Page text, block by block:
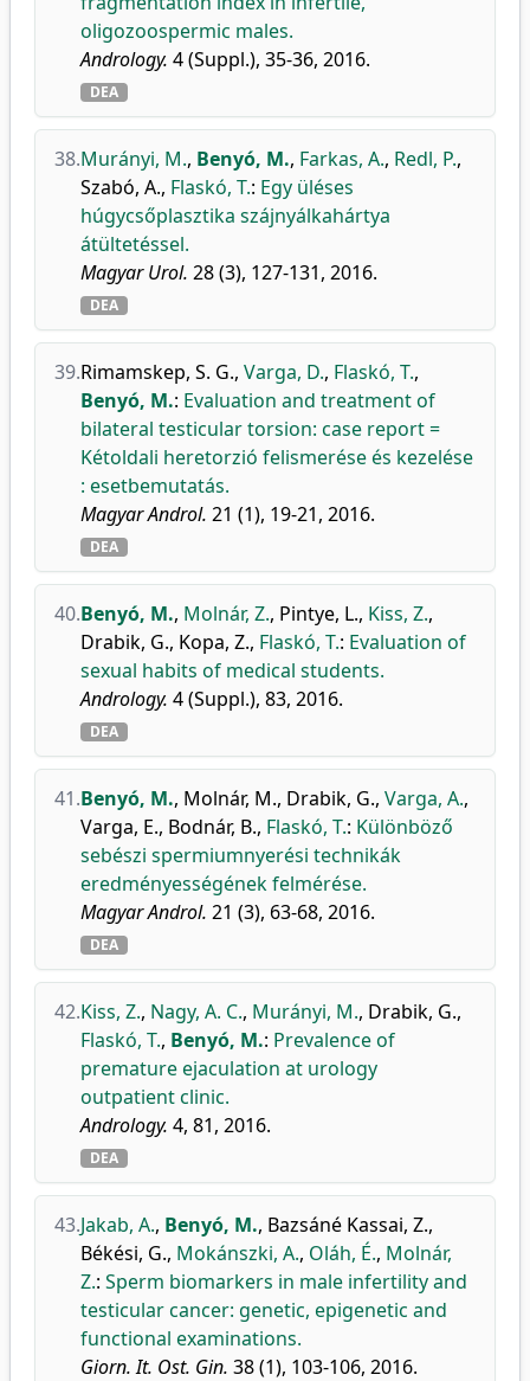
oligozoospermic males.
Andrology. 4 (Suppl.), 35-36, 2016.
DEA
38.Murányi, M., Benyó, M., Farkas, A., Redl, P.,
Szabó, A., Flaskó, T.: Egy üléses
húgycsőplasztika szájnyálkahártya
átültetéssel.
Magyar Urol. 28 (3), 127-131, 2016.
DEA
39.Rimamskep, S. G., Varga, D., Flaskó, T.,
Benyó, M.: Evaluation and treatment of
bilateral testicular torsion: case report =
Kétoldali heretorzió felismerése és kezelése
: esetbemutatás.
Magyar Androl. 21 (1), 19-21, 2016.
DEA
40.Benyó, M., Molnár, Z., Pintye, L., Kiss, Z.,
Drabik, G., Kopa, Z., Flaskó, T.: Evaluation of
sexual habits of medical students.
Andrology. 4 (Suppl.), 83, 2016.
DEA
41.Benyó, M., Molnár, M., Drabik, G., Varga, A.,
Varga, E., Bodnár, B., Flaskó, T.: Különböző
sebészi spermiumnyerési technikák
eredményességének felmérése.
Magyar Androl. 21 (3), 63-68, 2016.
DEA
42.Kiss, Z., Nagy, A. C., Murányi, M., Drabik, G.,
Flaskó, T., Benyó, M.: Prevalence of
premature ejaculation at urology
outpatient clinic.
Andrology. 4, 81, 2016.
DEA
43.Jakab, A., Benyó, M., Bazsáné Kassai, Z.,
Békési, G., Mokánszki, A., Oláh, É., Molnár,
Z.: Sperm biomarkers in male infertility and
testicular cancer: genetic, epigenetic and
functional examinations.
Giorn. It. Ost. Gin. 38 (1), 103-106, 2016.